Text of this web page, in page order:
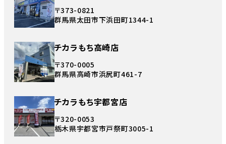
〒373-0821
群馬県太田市下浜田町1344-1
チカラもち高崎店
〒370-0005
群馬県高崎市浜尻町461-7
チカラもち宇都宮店
〒320-0053
栃木県宇都宮市戸祭町3005-1